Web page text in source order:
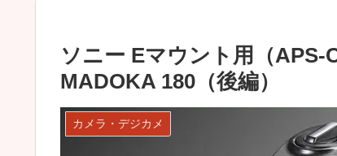
ソニー Eマウント用（APS-
MADOKA 180（後編）
カメラ・デジカメ